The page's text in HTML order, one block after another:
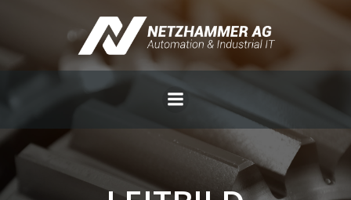
au
contenu